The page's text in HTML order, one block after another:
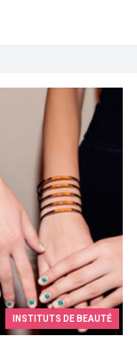
INSTITUTS DE BEAUTÉ